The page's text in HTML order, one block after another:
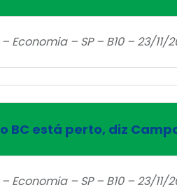
Economia – SP – B10 – 23/11/
BC está perto, diz
Economia – SP – B10 – 23/11/